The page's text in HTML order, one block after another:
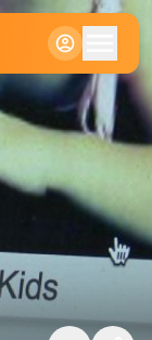
Klein
Standaard
Groot